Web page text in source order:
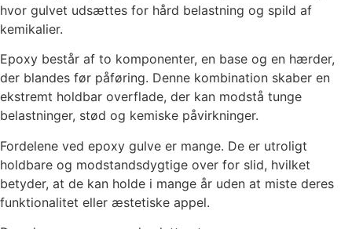
hvor gulvet udsættes for hård belastning og spild af
kemikalier.
Epoxy består af to komponenter, en base og en hærder,
der blandes før påføring. Denne kombination skaber en
ekstremt holdbar overflade, der kan modstå tunge
belastninger, stød og kemiske påvirkninger.
Fordelene ved epoxy gulve er mange. De er utroligt
holdbare og modstandsdygtige over for slid, hvilket
betyder, at de kan holde i mange år uden at miste deres
funktionalitet eller æstetiske appel.